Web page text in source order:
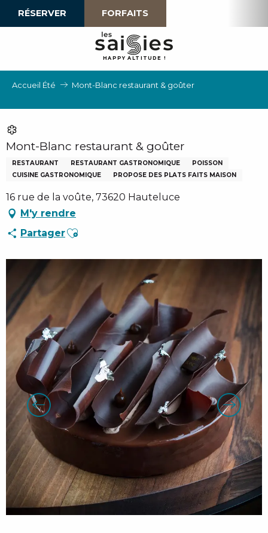
RÉSERVER FORFAITS
HAPPY ALTI TU D E !
Accueil Été Mont-Blanc restaurant & goûter
Mont-Blanc restaurant & goûter
RESTAURANT RESTAURANT GASTRONOMIQUE
POISSON
CUISINE GASTRONOMIQUE
PROPOSE DES PLATS FAITS MAISON
16 rue de la voûte, 73620 Hauteluce
M'y rendre
PartagerAjouter aux favoris